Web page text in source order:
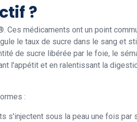
?
médicaments ont un point
le taux de sucre dans le sang et
de sucre libérée par le foie, le
l'appétit et en ralentissant la
:
s'injectent sous la peau une fois